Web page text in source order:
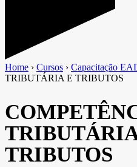
Home › Cursos › Capacitação
TRIBUTÁRIA E TRIBUTOS
TRIBUTOS